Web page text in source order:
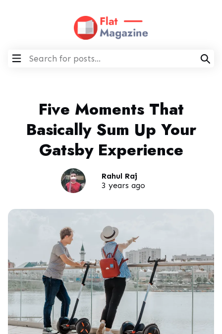
Five Moments That
Basically Sum Up Your
Gatsby Experience
Rahul Raj
3 years ago